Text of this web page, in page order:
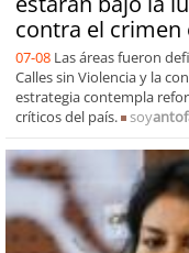
contra el crimen
07-08 Las áreas fueron
Calles sin Violencia y la
estrategia contempla
críticos del país.
soy